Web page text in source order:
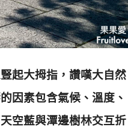
起大拇指，讚嘆大自然
因素包含氣候、溫度、
空藍與潭邊樹林交互折